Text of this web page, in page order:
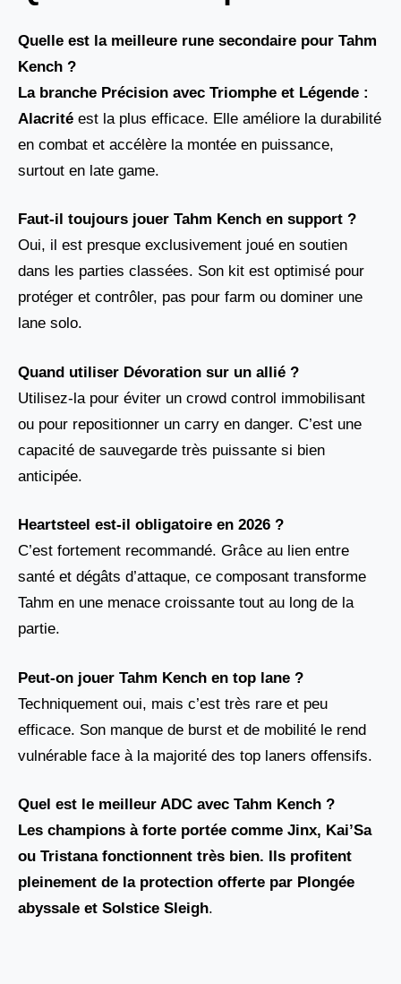
Quelle est la meilleure rune secondaire pour Tahm
Kench ?
La branche Précision avec Triomphe et Légende :
Alacrité est la plus efficace. Elle améliore la durabilité
en combat et accélère la montée en puissance,
surtout en late game.
Faut-il toujours jouer Tahm Kench en support ?
Oui, il est presque exclusivement joué en soutien
dans les parties classées. Son kit est optimisé pour
protéger et contrôler, pas pour farm ou dominer une
lane solo.
Quand utiliser Dévoration sur un allié ?
Utilisez-la pour éviter un crowd control immobilisant
ou pour repositionner un carry en danger. C’est une
capacité de sauvegarde très puissante si bien
anticipée.
Heartsteel est-il obligatoire en 2026 ?
C’est fortement recommandé. Grâce au lien entre
santé et dégâts d’attaque, ce composant transforme
Tahm en une menace croissante tout au long de la
partie.
Peut-on jouer Tahm Kench en top lane ?
Techniquement oui, mais c’est très rare et peu
efficace. Son manque de burst et de mobilité le rend
vulnérable face à la majorité des top laners offensifs.
Quel est le meilleur ADC avec Tahm Kench ?
Les champions à forte portée comme Jinx, Kai’Sa
ou Tristana fonctionnent très bien. Ils profitent
pleinement de la protection offerte par Plongée
abyssale et Solstice Sleigh.